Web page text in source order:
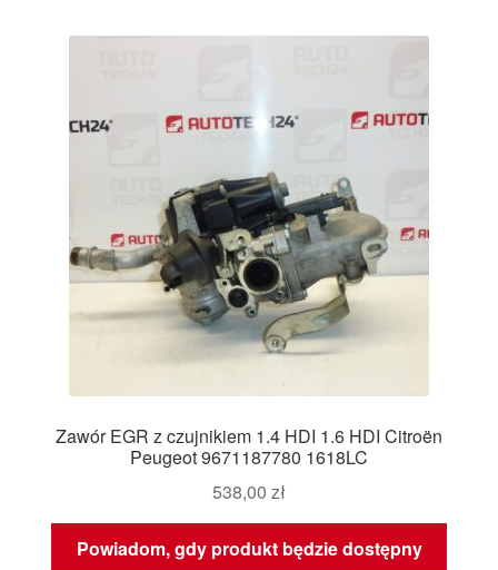
Zawór EGR z czujnikiem 1.4 HDI 1.6 HDI Citroën
Peugeot 9671187780 1618LC
538,00 zł
Powiadom, gdy produkt będzie dostępny